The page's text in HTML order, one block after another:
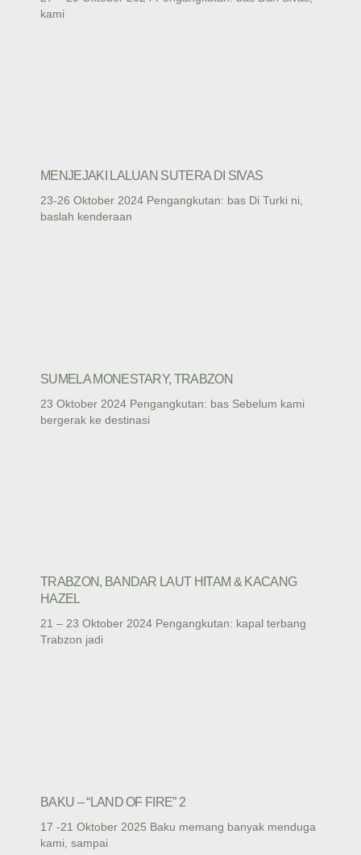
kami
MENJEJAKI LALUAN SUTERA DI SIVAS
23-26 Oktober 2024 Pengangkutan: bas Di Turki ni,
baslah kenderaan
SUMELA MONESTARY, TRABZON
23 Oktober 2024 Pengangkutan: bas Sebelum kami
bergerak ke destinasi
TRABZON, BANDAR LAUT HITAM & KACANG
HAZEL
21 – 23 Oktober 2024 Pengangkutan: kapal terbang
Trabzon jadi
BAKU – “LAND OF FIRE” 2
17 -21 Oktober 2025 Baku memang banyak menduga
kami, sampai